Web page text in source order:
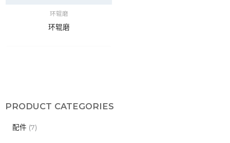
PRODUCT CATEGORIES
配件 (7)
环辊磨
环辊磨